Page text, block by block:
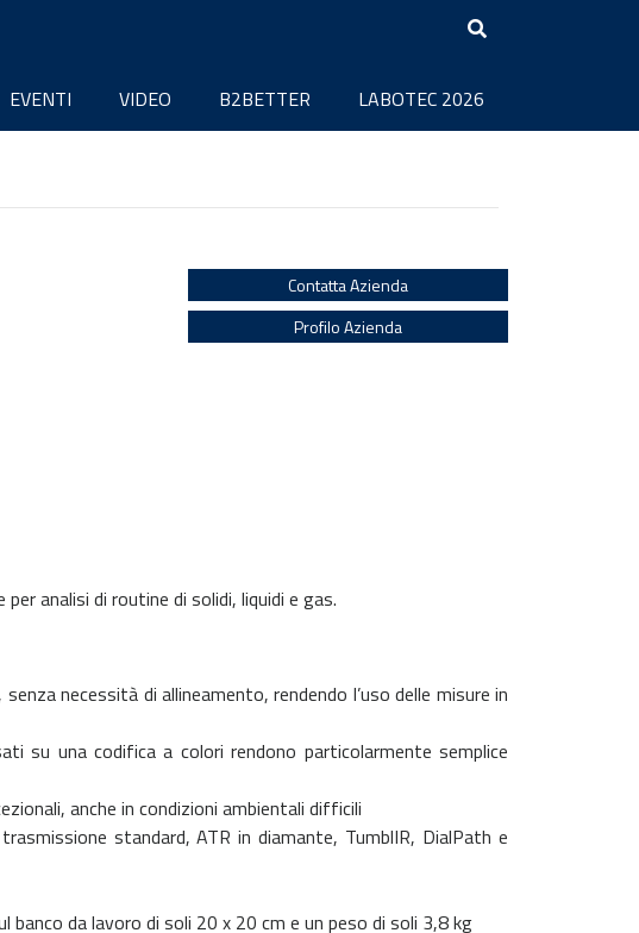
EVENTI VIDEO B2BETTER LABOTEC 2026
Contatta Azienda
Profilo Azienda
analisi di routine di solidi, liquidi e gas.
necessità di allineamento, rendendo l’uso delle misure in
su una codifica a colori rendono particolarmente semplice
anche in condizioni ambientali difficili
standard, ATR in diamante, TumblIR, DialPath e
da lavoro di soli 20 x 20 cm e un peso di soli 3,8 kg